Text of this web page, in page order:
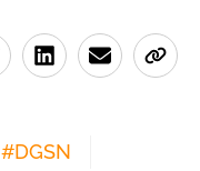
#DGSN